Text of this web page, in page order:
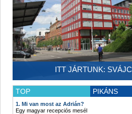
ITT JÁRTUNK: SVÁJC
TOP PIKÁNS
1. Mi van most az Adrián?
Egy magyar recepciós mesél